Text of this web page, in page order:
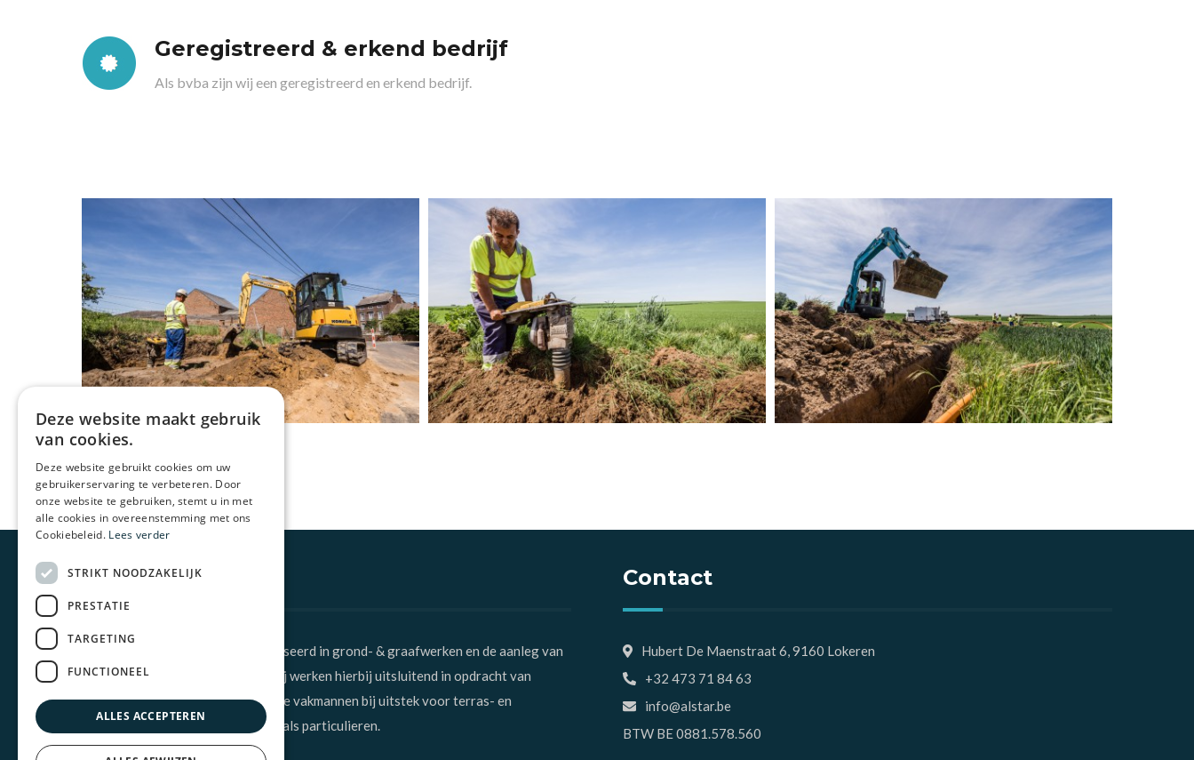
Geregistreerd & erkend bedrijf
Als bvba zijn wij een geregistreerd en erkend bedrijf.
Over ons
Alstar NV uit Lokeren is gespecialiseerd in grond- & graafwerken en de aanleg van
ondergrondse glasvezelkabels. Wij werken hierbij uitsluitend in opdracht van
Proximus. Daarnaast zijn wij ook de vakmannen bij uitstek voor terras- en
opritaanleg, zowel voor bedrijven als particulieren.
Contact
Hubert De Maenstraat 6, 9160 Lokeren
+32 473 71 84 63
info@alstar.be
BTW BE 0881.578.560
Deze website maakt gebruik
van cookies.
Deze website gebruikt cookies om uw
gebruikerservaring te verbeteren. Door
onze website te gebruiken, stemt u in met
alle cookies in overeenstemming met ons
Cookiebeleid. Lees verder
STRIKT NOODZAKELIJK
PRESTATIE
TARGETING
FUNCTIONEEL
ALLES ACCEPTEREN